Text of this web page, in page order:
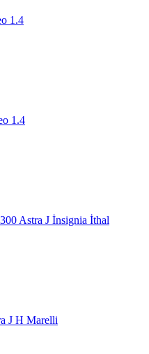
1.4
1.4
Astra J İnsignia İthal
J H Marelli